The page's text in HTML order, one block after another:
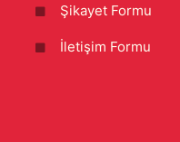
Şikayet Formu
İletişim Formu